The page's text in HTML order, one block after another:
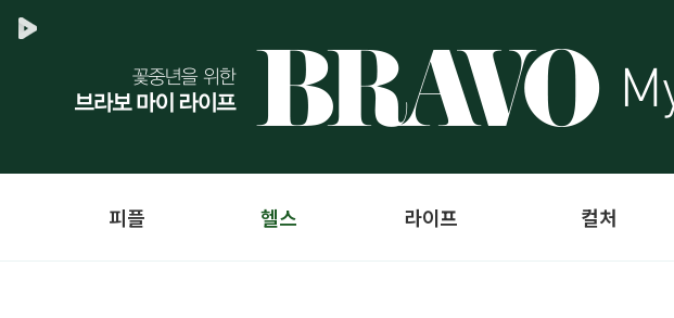
피플 헬스 라이프 컬처